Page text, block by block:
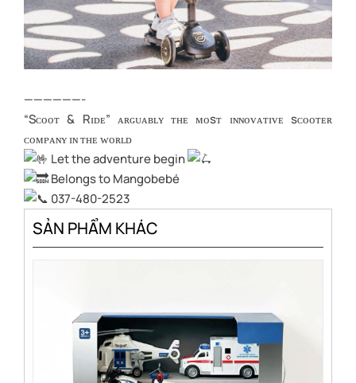
——————-
“Sᴄᴏᴏᴛ & Rɪᴅᴇ” ᴀʀɢᴜᴀʙʟʏ ᴛʜᴇ ᴍᴏsᴛ ɪɴɴᴏᴠᴀᴛɪᴠᴇ sᴄᴏᴏᴛᴇʀ
ᴄᴏᴍᴘᴀɴʏ ɪɴ ᴛʜᴇ ᴡᴏʀʟᴅ
Let the adventure begin
Belongs to Mangobebé
037-480-2523
SẢN PHẨM KHÁC